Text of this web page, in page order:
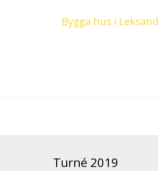
Bygga hus i Leksand
Turné 2019